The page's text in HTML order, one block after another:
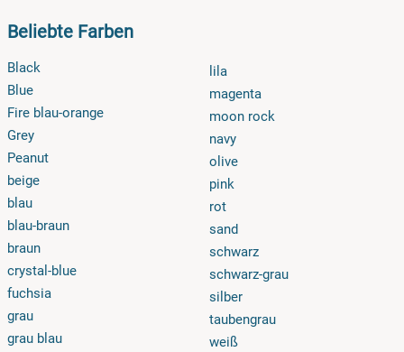
Beliebte Farben
Black
Blue
Fire blau-orange
Grey
Peanut
beige
blau
blau-braun
braun
crystal-blue
fuchsia
grau
grau blau
lila
magenta
moon rock
navy
olive
pink
rot
sand
schwarz
schwarz-grau
silber
taubengrau
weiß